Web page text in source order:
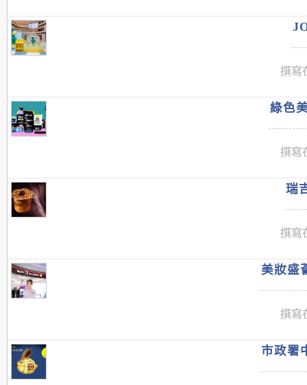
撰寫
綠色
撰寫
瑞
撰寫
美妝盛
撰寫
市政署